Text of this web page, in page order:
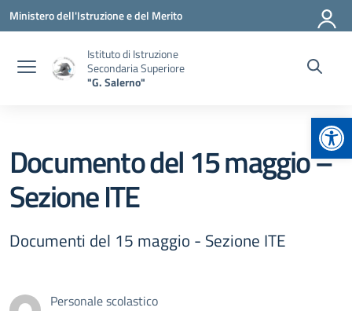
Vai ai contenuti
Vai al menu di navigazione
Vai al footer
Ministero dell'Istruzione e del Merito
Istituto di Istruzione
Secondaria Superiore
"G. Salerno"
Documento del 15 maggio –
Sezione ITE
Documenti del 15 maggio - Sezione ITE
Personale scolastico